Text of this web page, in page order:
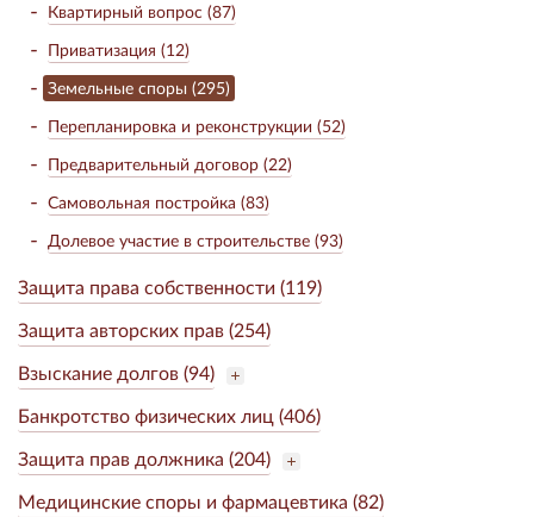
Квартирный вопрос (87)
Приватизация (12)
Земельные споры (295)
Перепланировка и реконструкции (52)
Предварительный договор (22)
Самовольная постройка (83)
Долевое участие в строительстве (93)
Защита права собственности (119)
Защита авторских прав (254)
Взыскание долгов (94)
Банкротство физических лиц (406)
Защита прав должника (204)
Медицинские споры и фармацевтика (82)